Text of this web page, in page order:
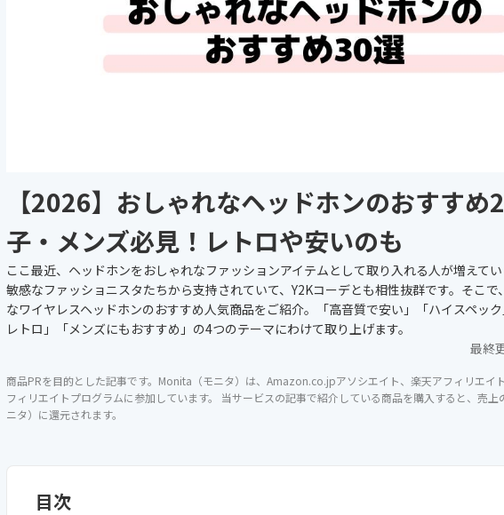
【2026】おしゃれなヘッドホンのおすすめ
子・メンズ必見！レトロや安いのも
ここ最近、ヘッドホンをおしゃれなファッションアイテムとして取り入れる人が増えて
敏感なファッショニスタたちから支持されていて、Y2Kコーデとも相性抜群です。そこで
なワイヤレスヘッドホンのおすすめ人気商品をご紹介。「高音質で安い」「ハイスペッ
レトロ」「メンズにもおすすめ」の4つのテーマにわけて取り上げます。
最終
商品PRを目的とした記事です。Monita（モニタ）は、Amazon.co.jpアソシエイト、楽天アフィリエイ
フィリエイトプログラムに参加しています。 当サービスの記事で紹介している商品を購入すると、売
ニタ）に還元されます。
目次